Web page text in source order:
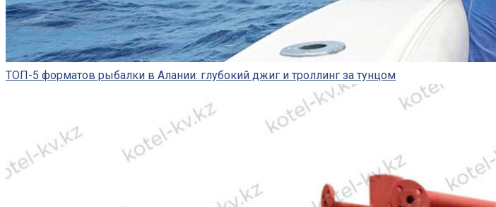
ТОП-5 форматов рыбалки в Алании: глубокий джиг и троллинг за тунцом